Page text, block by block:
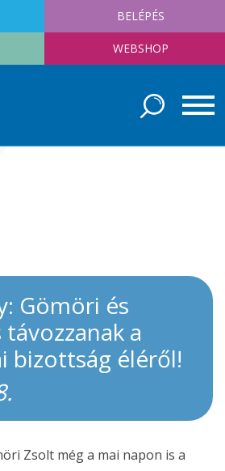
BELÉPÉS
WEBSHOP
Gömöri és
a
bizottság éléről!
Zsolt még a mai napon is a